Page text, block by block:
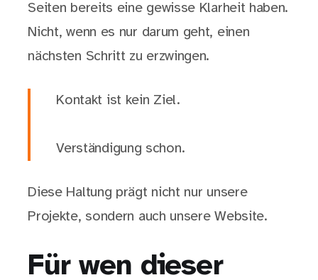
Seiten bereits eine gewisse Klarheit haben.
Nicht, wenn es nur darum geht, einen
nächsten Schritt zu erzwingen.
Kontakt ist kein Ziel.
Verständigung schon.
Diese Haltung prägt nicht nur unsere
Projekte, sondern auch unsere Website.
Für wen dieser